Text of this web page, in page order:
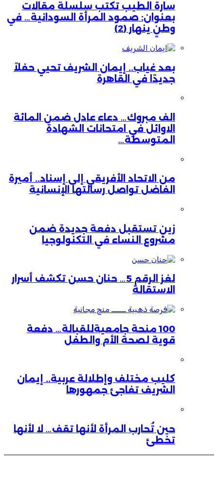
سارة الطيب تكتب سلسلة مقالات
بعنوان: صمود المرأة السودانية… في
وطنٍ ينهار (2)
بعد غياب.. إيمان الشريف تحيي حفلاً
جديدًا في القاهرة
الف مبروك… دعاء عادل ضمن المائة
الاوائل في امتحانات الشهادة
المتوسطة…
من الاتحاد الأفريقي إلى إسناد.. أميرة
الفاضل تواصل رسالتها الإنسانية
زين تستقبل دفعة جديدة ضمن
مشروع النساء في التكنولوجيا
لغز الرقم 5… حنان حسن تكشف أسرار
الاستقالة
100 منحة جامعيةللقبالة… دفعة
قوية لصحة الأم والطفل
كليب مختلف وإطلالة عربية.. إيمان
الشريف تفاجئ جمهورها
حين تُحارب المرأة لأنها تقف… لا لأنها
تخطئ